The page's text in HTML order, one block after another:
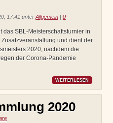
17:41 unterAllgemein
0
das SBL-Meisterschaftsturnier in
und dient der
2020, nachdem die
der Corona-Pandemie
WEITERLESEN
2020